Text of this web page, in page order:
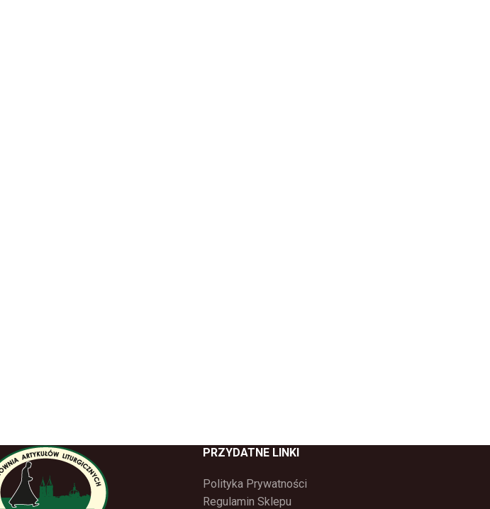
PRZYDATNE LINKI
Polityka Prywatności
Regulamin Sklepu